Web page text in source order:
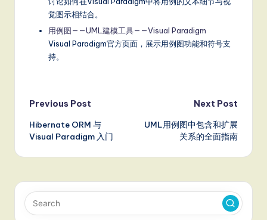
觉图示相结合。
用例图——UML建模工具——Visual Paradigm
Visual Paradigm官方页面，展示用例图功能和符号支
持。
Post
navigation
Previous Post
Hibernate ORM 与
Visual Paradigm 入门
Next Post
UML用例图中包含和扩展
关系的全面指南